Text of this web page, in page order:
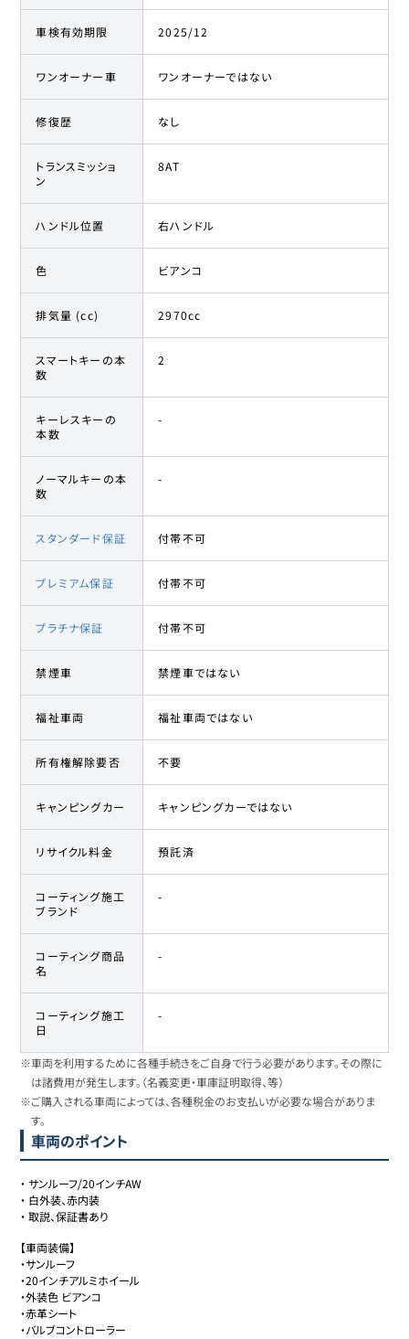
車検有効期限 2025/12
ワンオーナー車 ワンオーナーではない
修復歴 なし
トランスミッショ
ン
8AT
ハンドル位置 右ハンドル
色 ビアンコ
排気量 (cc) 2970cc
スマートキーの本
数
2
キーレスキーの
本数
-
ノーマルキーの本
数
-
スタンダード保証 付帯不可
プレミアム保証 付帯不可
プラチナ保証 付帯不可
禁煙車 禁煙車ではない
福祉車両 福祉車両ではない
所有権解除要否 不要
キャンピングカー キャンピングカーではない
リサイクル料金 預託済
コーティング施工
ブランド
-
コーティング商品
名
-
コーティング施工
日
-
※車両を利用するために各種手続きをご自身で行う必要があります。その際に
は諸費用が発生します。（名義変更・車庫証明取得、等）
※ご購入される車両によっては、各種税金のお支払いが必要な場合がありま
す。
車両のポイント
・サンルーフ/20インチAW
・ 白外装、赤内装
・取説、保証書あり
【車両装備】
・サンルーフ
・20インチアルミホイール
・外装色 ビアンコ
・赤革シート
・バルブコントローラー